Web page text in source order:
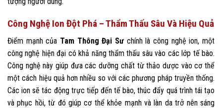
Công Nghệ Ion Đột Phá – Thẩm Thấu Sâu Và Hiệu Quả
Điểm mạnh của Tam Thông Đại Sư chính là công nghệ ion, một
công nghệ hiện đại có khả năng thẩm thấu sâu vào các lớp tế bào.
Công nghệ này giúp đưa các dưỡng chất từ thảo dược vào cơ thể
một cách hiệu quả hơn nhiều so với các phương pháp truyền thống.
Các ion sẽ tác động trực tiếp đến tế bào, thúc đẩy quá trình tái tạo
và phục hồi, từ đó giúp cơ thể khỏe mạnh và làn da trở nên sáng